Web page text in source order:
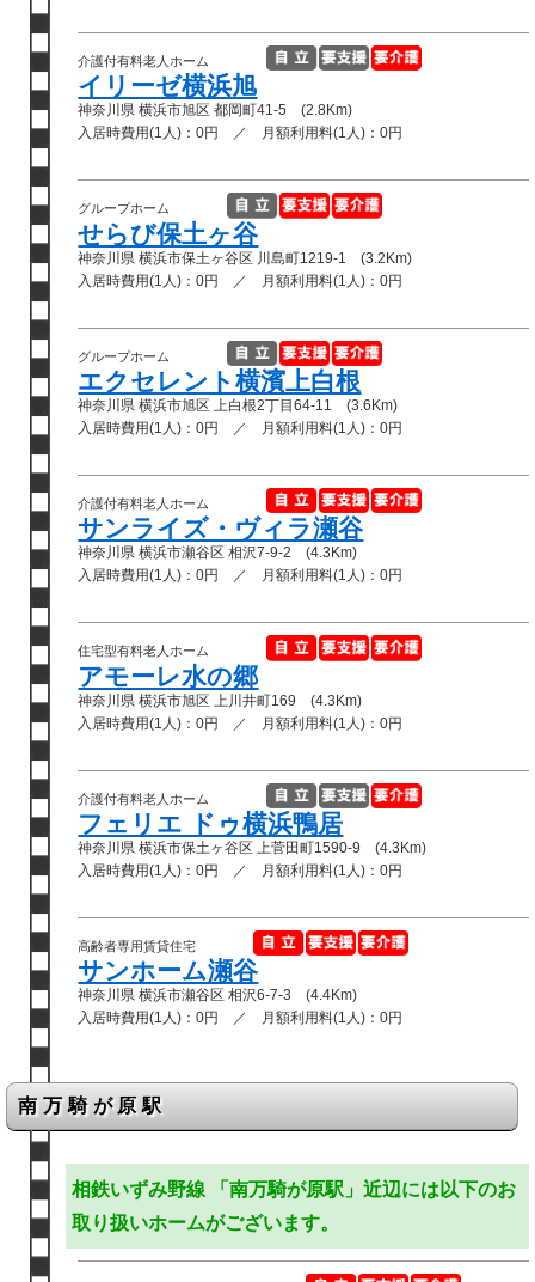
介護付有料老人ホーム
イリーゼ横浜旭
神奈川県 横浜市旭区 都岡町41-5 (2.8Km)
入居時費用(1人)：0円 ／ 月額利用料(1人)：0円
グループホーム
せらび保土ヶ谷
神奈川県 横浜市保土ヶ谷区 川島町1219-1 (3.2Km)
入居時費用(1人)：0円 ／ 月額利用料(1人)：0円
グループホーム
エクセレント横濱上白根
神奈川県 横浜市旭区 上白根2丁目64-11 (3.6Km)
入居時費用(1人)：0円 ／ 月額利用料(1人)：0円
介護付有料老人ホーム
サンライズ・ヴィラ瀬谷
神奈川県 横浜市瀬谷区 相沢7-9-2 (4.3Km)
入居時費用(1人)：0円 ／ 月額利用料(1人)：0円
住宅型有料老人ホーム
アモーレ水の郷
神奈川県 横浜市旭区 上川井町169 (4.3Km)
入居時費用(1人)：0円 ／ 月額利用料(1人)：0円
介護付有料老人ホーム
フェリエ ドゥ横浜鴨居
神奈川県 横浜市保土ヶ谷区 上菅田町1590-9 (4.3Km)
入居時費用(1人)：0円 ／ 月額利用料(1人)：0円
高齢者専用賃貸住宅
サンホーム瀬谷
神奈川県 横浜市瀬谷区 相沢6-7-3 (4.4Km)
入居時費用(1人)：0円 ／ 月額利用料(1人)：0円
南万騎が原駅
相鉄いずみ野線 「南万騎が原駅」近辺には以下のお
取り扱いホームがございます。